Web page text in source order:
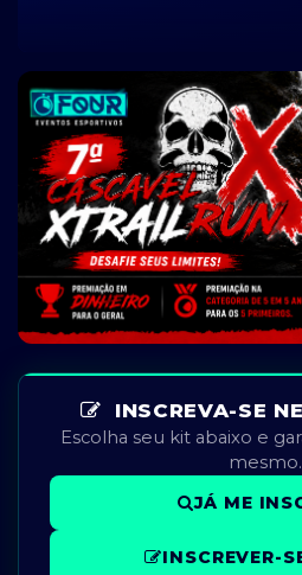
INSCREVA-SE
Escolha seu kit abaixo e
mesmo.
JÁ ME
INSCREVER-